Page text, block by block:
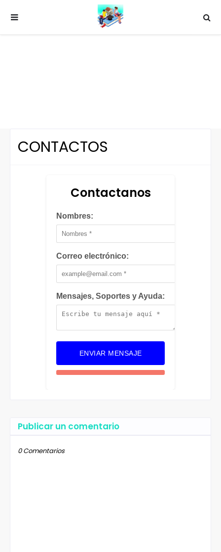
CONTACTOS
Contactanos
Nombres:
Correo electrónico:
Mensajes, Soportes y Ayuda:
ENVIAR MENSAJE
Publicar un comentario
0 Comentarios